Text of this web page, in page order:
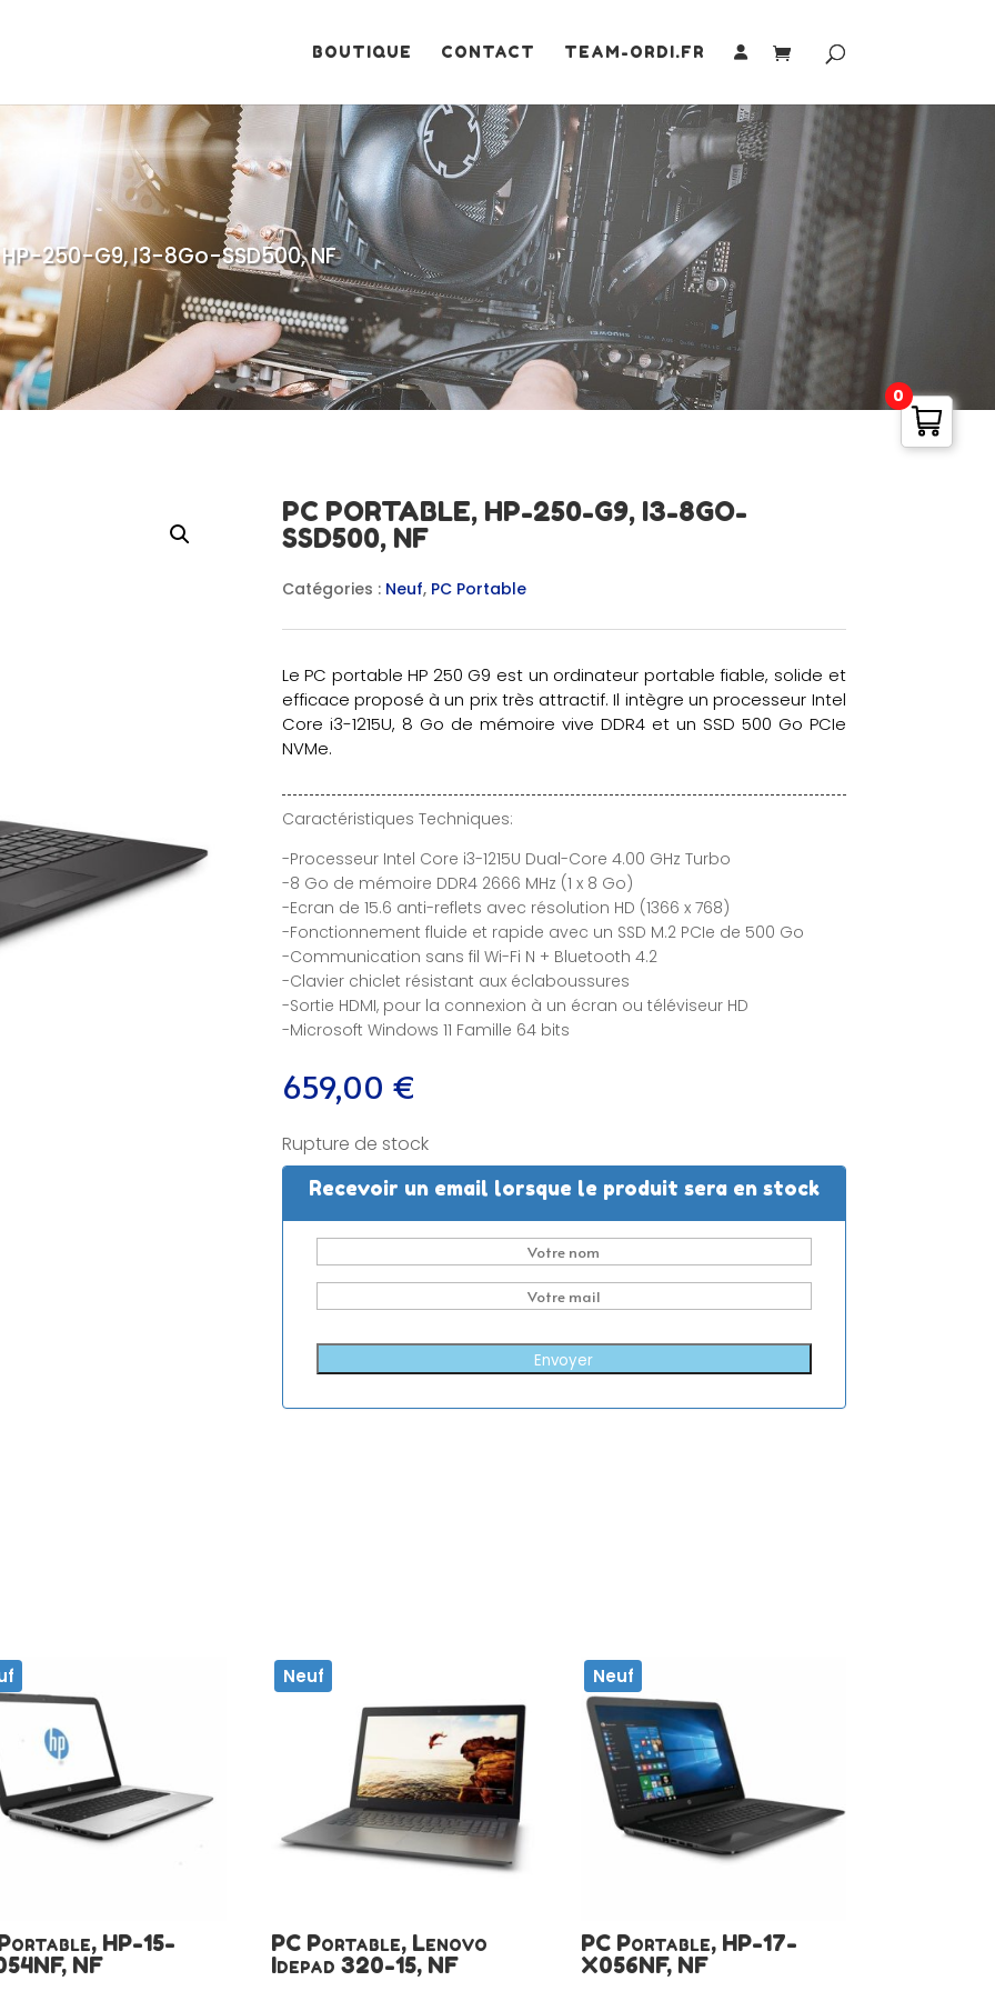
BOUTIQUE CONTACT TEAM-ORDI.FR
250-G9, I3-8Go-SSD500, NF
PC PORTABLE, HP-250-G9, I3-8GO-
SSD500, NF
Catégories : Neuf, PC Portable
Le PC portable HP 250 G9 est un ordinateur portable fiable, solide et
efficace proposé à un prix très attractif. Il intègre un processeur Intel
Core i3-1215U, 8 Go de mémoire vive DDR4 et un SSD 500 Go PCIe
NVMe.
Caractéristiques Techniques:
-Processeur Intel Core i3-1215U Dual-Core 4.00 GHz Turbo
-8 Go de mémoire DDR4 2666 MHz (1 x 8 Go)
-Ecran de 15.6 anti-reflets avec résolution HD (1366 x 768)
-Fonctionnement fluide et rapide avec un SSD M.2 PCIe de 500 Go
-Communication sans fil Wi-Fi N + Bluetooth 4.2
-Clavier chiclet résistant aux éclaboussures
-Sortie HDMI, pour la connexion à un écran ou téléviseur HD
-Microsoft Windows 11 Famille 64 bits
659,00 €
Rupture de stock
Recevoir un email lorsque le produit sera en stock
Envoyer
HP-15-
NF
Neuf
PC Portable, Lenovo
Idepad 320-15, NF
Neuf
PC Portable, HP-17-
X056NF, NF
0